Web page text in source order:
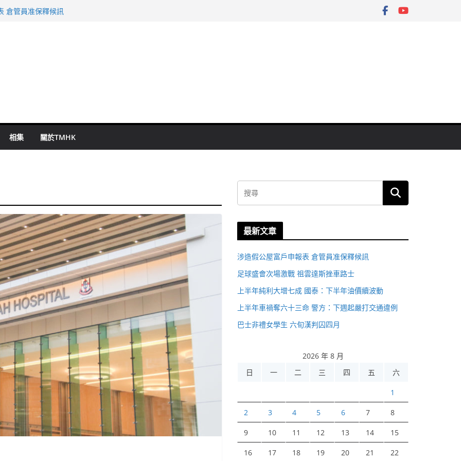
判囚四月
倉管員准保釋候訊
相集 關於TMHK
最新文章
涉造假公屋富戶申報表 倉管員准保釋候訊
足球盛會次場激戰 祖雲達斯挫車路士
上半年純利大增七成 國泰：下半年油價續波動
上半年車禍奪六十三命 警方：下週起嚴打交通違例
巴士非禮女學生 六旬漢判囚四月
2026 年 8 月
日
一 二 三 四 五 六
1
2 3 4 5 6 7 8
9 10 11 12 13 14 15
16 17 18 19 20 21 22